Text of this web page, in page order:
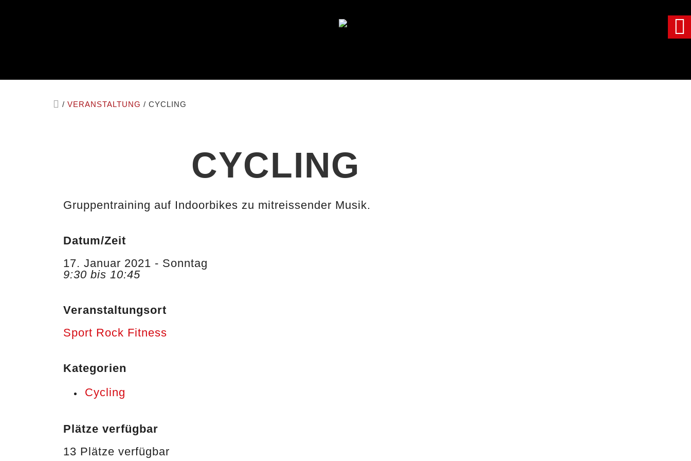
/VERANSTALTUNG /CYCLING
CYCLING
Gruppentraining auf Indoorbikes zu mitreissender Musik.
Datum/Zeit
17. Januar 2021 - Sonntag
9:30 bis 10:45
Veranstaltungsort
Sport Rock Fitness
Kategorien
Cycling
Plätze verfügbar
13 Plätze verfügbar